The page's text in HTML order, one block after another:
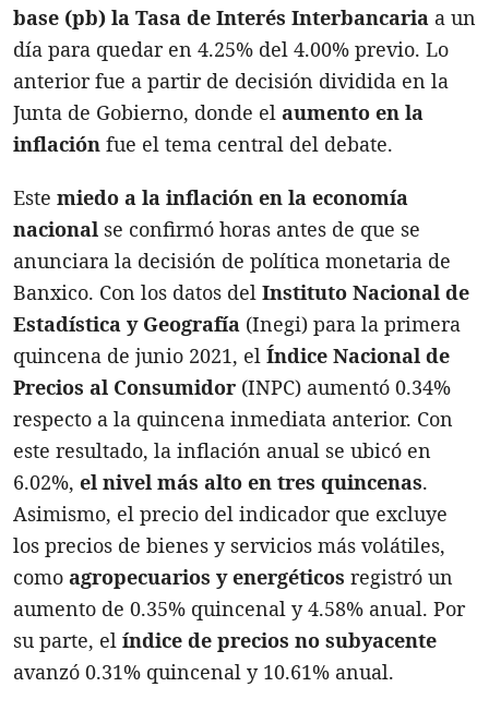
base (pb) la Tasa de Interés Interbancaria a un
día para quedar en 4.25% del 4.00% previo. Lo
anterior fue a partir de decisión dividida en la
Junta de Gobierno, donde el aumento en la
inflación fue el tema central del debate.
Este miedo a la inflación en la economía
nacional se confirmó horas antes de que se
anunciara la decisión de política monetaria de
Banxico. Con los datos del Instituto Nacional de
Estadística y Geografía (Inegi) para la primera
quincena de junio 2021, el Índice Nacional de
Precios al Consumidor (INPC) aumentó 0.34%
respecto a la quincena inmediata anterior. Con
este resultado, la inflación anual se ubicó en
6.02%, el nivel más alto en tres quincenas.
Asimismo, el precio del indicador que excluye
los precios de bienes y servicios más volátiles,
como agropecuarios y energéticos registró un
aumento de 0.35% quincenal y 4.58% anual. Por
su parte, el índice de precios no subyacente
avanzó 0.31% quincenal y 10.61% anual.